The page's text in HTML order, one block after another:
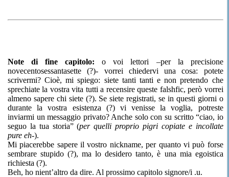
Note di fine capitolo: o voi lettori –per la precisione
novecentosessantasette (?)- vorrei chiedervi una cosa: potete
scrivermi? Cioè, mi spiego: siete tanti tanti e non pretendo che
sprechiate la vostra vita tutti a recensire queste falshfic, però vorrei
almeno sapere chi siete (?). Se siete registrati, se in questi giorni o
durante la vostra esistenza (?) vi venisse la voglia, potreste
inviarmi un messaggio privato? Anche solo con su scritto “ciao, io
seguo la tua storia” (per quelli proprio pigri copiate e incollate
pure eh-).
Mi piacerebbe sapere il vostro nickname, per quanto vi può forse
sembrare stupido (?), ma lo desidero tanto, è una mia egoistica
richiesta (?).
Beh, ho nient’altro da dire. Al prossimo capitolo signore/i .u.